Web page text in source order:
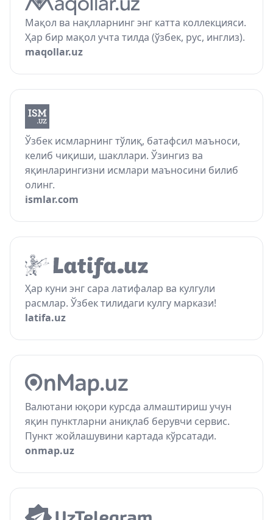
Мақол ва нақлларнинг энг катта коллекцияси.
Ҳар бир мақол учта тилда (ўзбек, рус, инглиз).
maqollar.uz
Ўзбек исмларнинг тўлиқ, батафсил маъноси,
келиб чиқиши, шакллари. Ўзингиз ва
яқинларингизни исмлари маъносини билиб
олинг.
ismlar.com
Ҳар куни энг сара латифалар ва кулгули
расмлар. Ўзбек тилидаги кулгу маркази!
latifa.uz
Валютани юқори курсда алмаштириш учун
яқин пунктларни аниқлаб берувчи сервис.
Пункт жойлашувини картада кўрсатади.
onmap.uz